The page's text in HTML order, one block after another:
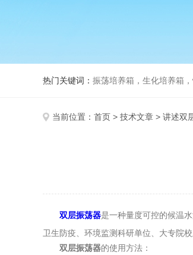
热门关键词： 振荡培养箱，生化培养箱，恒
当前位置： 首页 > 技术文章 > 讲述双
双层振荡器是一种量度可控的候温
卫生防疫、环境监测科研单位、大专院
双层振荡器的使用方法：